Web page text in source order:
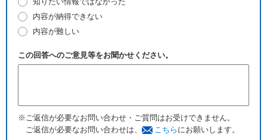
内容が納得できない
内容が難しい
この回答へのご意見等をお聞かせください。
※ご返信が必要なお問い合わせ・ご質問はお受けできません。
ご返信が必要なお問い合わせは、
こちら にお願いします。